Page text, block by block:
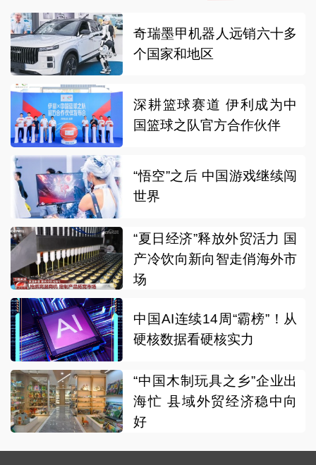
奇瑞墨甲机器人远销六十多
个国家和地区
深耕篮球赛道 伊利成为中
国篮球之队官方合作伙伴
“悟空”之后 中国游戏继续闯
世界
“夏日经济”释放外贸活力 国
产冷饮向新向智走俏海外市
场
中国AI连续14周“霸榜”！从
硬核数据看硬核实力
“中国木制玩具之乡”企业出
海忙 县域外贸经济稳中向
好